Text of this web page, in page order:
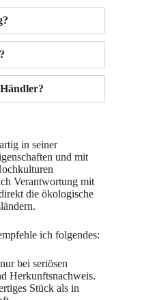
in seiner
und mit
Verantwortung mit
die ökologische
ich folgendes:
bei seriösen
Herkunftsnachweis.
Stück als in